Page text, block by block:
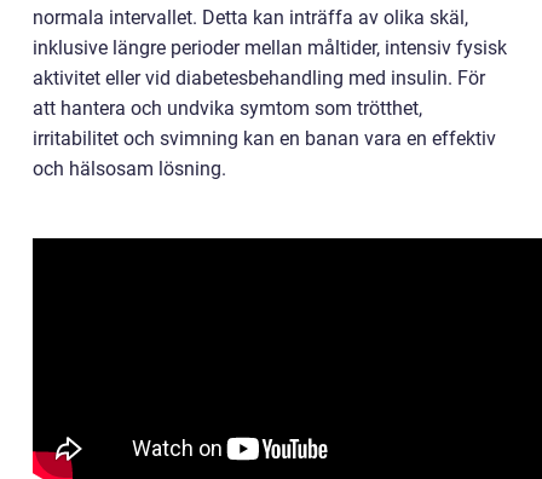
normala intervallet. Detta kan inträffa av olika skäl,
inklusive längre perioder mellan måltider, intensiv fysisk
aktivitet eller vid diabetesbehandling med insulin. För
att hantera och undvika symtom som trötthet,
irritabilitet och svimning kan en banan vara en effektiv
och hälsosam lösning.